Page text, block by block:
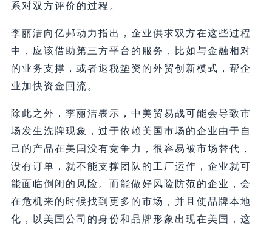
系对双方评价的过程。
李丽洁向亿邦动力指出，企业供求双方在这些过程
中，应该借助第三方平台的服务，比如与金融相对
的业务支撑，或者退税垫资的外贸创新模式，帮企
业加快资金回流。
除此之外，李丽洁表示，中美贸易战可能会导致市
场发生洗牌现象，过于依赖美国市场的企业由于自
己的产品在美国没有竞争力，很容易被市场替代，
没有订单，就不能支撑团队的工厂运作，企业就可
能面临倒闭的风险。而能做好风险防范的企业，会
在危机来的时候找到更多的市场，并且使品牌本地
化，以美国公司的身份和品牌形象出现在美国，这